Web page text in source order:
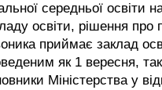
середньої освіти
освіти, рішення
приймає заклад
як 1 вересня,
Міністерства у